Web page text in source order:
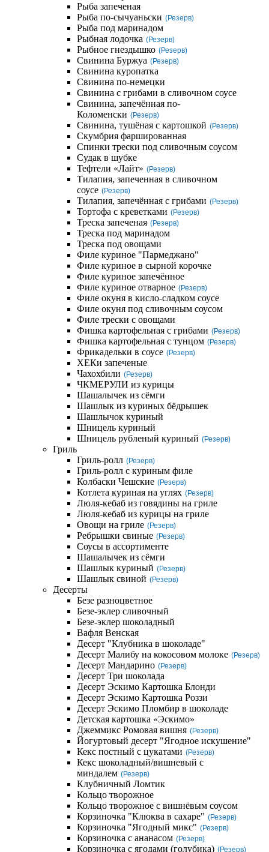
Рыба запеченая
Рыба по-сычуаньски (Резерв)
Рыба под маринадом
Рыбная лодочка (Резерв)
Рыбное гнездышко (Резерв)
Свинина Буржуа (Резерв)
Свинина куропатка
Свинина по-немецки
Свинина с грибами в сливочном соусе
Свинина, запечённая по-
Коломенски (Резерв)
Свинина, тушёная с картошкой (Резерв)
Скумбрия фаршированная
Спинки трески под сливочным соусом
Судак в шубке
Тефтели «Лайт» (Резерв)
Тилапия, запеченная в сливочном
соусе (Резерв)
Тилапия, запечённая с грибами (Резерв)
Тортофа с креветками (Резерв)
Треска запеченая (Резерв)
Треска под маринадом
Треска под овощами
Филе куриное "Пармеджано"
Филе куриное в сырной корочке
Филе куриное запечённое
Филе куриное отварное (Резерв)
Филе окуня в кисло-сладком соусе
Филе окуня под сливочным соусом
Филе трески с овощами
Фишка картофельная с грибами (Резерв)
Фишка картофельная с тунцом (Резерв)
Фрикадельки в соусе (Резерв)
ХЕКи запеченые
Чахохбили (Резерв)
ЧКМЕРУЛИ из курицы
Шашалычек из сёмги
Шашлык из куриных бёдрышек
Шашлычок куриный
Шницель куриный
Шницель рубленый куриный (Резерв)
Гриль
Гриль-ролл (Резерв)
Гриль-ролл с куриным филе
Колбаски Чешские (Резерв)
Котлета куриная на углях (Резерв)
Люля-кебаб из говядины на гриле
Люля-кебаб из курицы на гриле
Овощи на гриле (Резерв)
Ребрышки свиные (Резерв)
Соусы в ассортименте
Шашалычек из сёмги
Шашлык куриный (Резерв)
Шашлык свиной (Резерв)
Десерты
Безе разноцветное
Безе-эклер сливочный
Безе-эклер шоколадный
Вафля Венская
Десерт "Клубника в шоколаде"
Десерт Малибу на кокосовом молоке (Резерв)
Десерт Мандарино (Резерв)
Десерт Три шоколада
Десерт Эскимо Картошка Блонди
Десерт Эскимо Картошка Роззи
Десерт Эскимо Пломбир в шоколаде
Детская картошка «Эскимо»
Джеммикс Ромовая вишня (Резерв)
Йогуртовый десерт "Ягодное искушение"
Кекс постный с цукатами (Резерв)
Кекс шоколадный/вишневый с
миндалем (Резерв)
Клубничный Ломтик
Кольцо творожное
Кольцо творожное с вишнёвым соусом
Корзиночка "Клюква в сахаре" (Резерв)
Корзиночка "Ягодный микс" (Резерв)
Корзиночка с ананасом (Резерв)
Корзиночка с ягодами (голубика) (Резерв)